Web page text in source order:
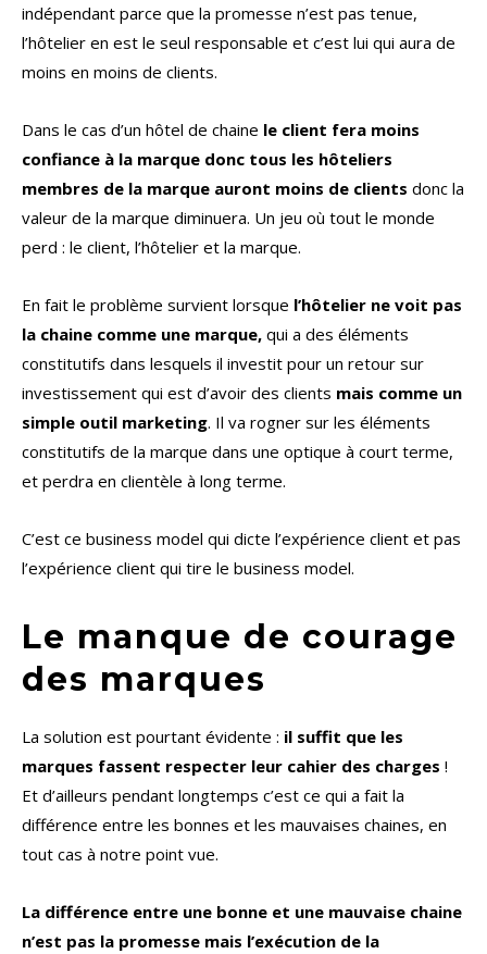
indépendant parce que la promesse n’est pas tenue,
l’hôtelier en est le seul responsable et c’est lui qui aura de
moins en moins de clients.
Dans le cas d’un hôtel de chaine le client fera moins
confiance à la marque donc tous les hôteliers
membres de la marque auront moins de clients donc la
valeur de la marque diminuera. Un jeu où tout le monde
perd : le client, l’hôtelier et la marque.
En fait le problème survient lorsque l’hôtelier ne voit pas
la chaine comme une marque, qui a des éléments
constitutifs dans lesquels il investit pour un retour sur
investissement qui est d’avoir des clients mais comme un
simple outil marketing. Il va rogner sur les éléments
constitutifs de la marque dans une optique à court terme,
et perdra en clientèle à long terme.
C’est ce business model qui dicte l’expérience client et pas
l’expérience client qui tire le business model.
Le manque de courage
des marques
La solution est pourtant évidente : il suffit que les
marques fassent respecter leur cahier des charges !
Et d’ailleurs pendant longtemps c’est ce qui a fait la
différence entre les bonnes et les mauvaises chaines, en
tout cas à notre point vue.
La différence entre une bonne et une mauvaise chaine
n’est pas la promesse mais l’exécution de la